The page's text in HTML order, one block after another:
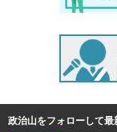
政治山をフォローして最